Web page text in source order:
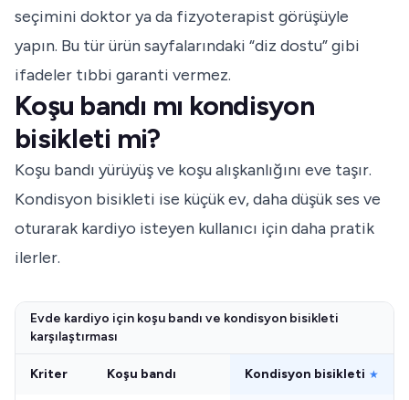
seçimini doktor ya da fizyoterapist görüşüyle
yapın. Bu tür ürün sayfalarındaki “diz dostu” gibi
ifadeler tıbbi garanti vermez.
Koşu bandı mı kondisyon
bisikleti mi?
Koşu bandı yürüyüş ve koşu alışkanlığını eve taşır.
Kondisyon bisikleti ise küçük ev, daha düşük ses ve
oturarak kardiyo isteyen kullanıcı için daha pratik
ilerler.
Evde kardiyo için koşu bandı ve kondisyon bisikleti
karşılaştırması
Kriter Koşu bandı Kondisyon bisikleti ★